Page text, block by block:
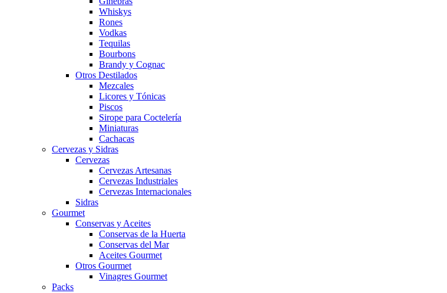
Whiskys
Rones
Vodkas
Tequilas
Bourbons
Brandy y Cognac
Otros Destilados
Mezcales
Licores y Tónicas
Piscos
Sirope para Coctelería
Miniaturas
Cachacas
Cervezas y Sidras
Cervezas
Cervezas Artesanas
Cervezas Industriales
Cervezas Internacionales
Sidras
Gourmet
Conservas y Aceites
Conservas de la Huerta
Conservas del Mar
Aceites Gourmet
Otros Gourmet
Vinagres Gourmet
Packs